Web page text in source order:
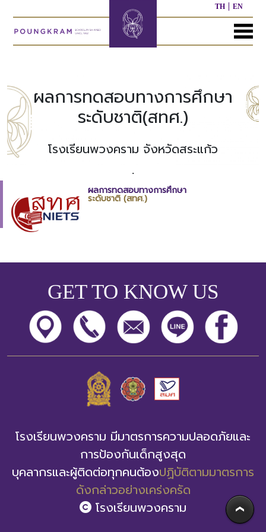
TH EN
MENU
แรก
กับ
ประวัติ
โรงเรียน
บุคลากร
พันธ
เรา
โครงสร้าง
ขอบข่าย
ภารกิจ
หลักสูตร
ก่อน
วัย
เรียน
หลักสูตร
ประถม
หลักสูตร
มัธยมศึกษา
ผล
งาน
ที่
ผ่าน
มา
ผ่าน
มา
เรา ผลการทดสอบทางการศึกษา
ระดับชาติ(สทศ.)
โรงเรียนพวงคราม จังหวัดสระแก้ว
.
ผลการทดสอบทางการศึกษา
ระดับชาติ (สทศ.)
GET TO KNOW US
โรงเรียนพวงคราม มีมาตรการความปลอดภัยและ
การป้องกันเด็กสูงสุด
บุคลากรและผู้ติดต่อทุกคนต้องปฏิบัติตามมาตรการ
ดังกล่าวอย่างเคร่งครัด
โรงเรียนพวงคราม